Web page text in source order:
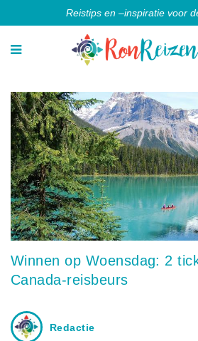
Reistips en –inspiratie voor
Winnen op Woensdag: 2
Canada-reisbeurs
Redactie